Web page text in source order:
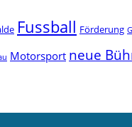
Fussball Förderung
Motorsport neue